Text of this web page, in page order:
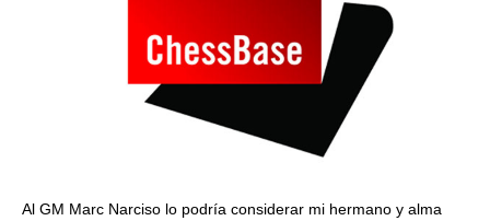
Al GM Marc Narciso lo podría considerar mi hermano y alma